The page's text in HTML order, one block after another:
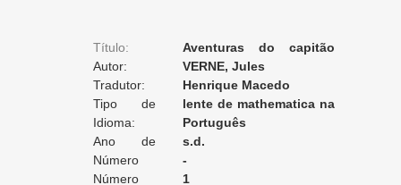
Título:
Aventuras do capitão
Hatteras
Autor:
VERNE, Jules
Tradutor:
Henrique Macedo
Tipo de
Tradução:
lente de mathematica na
escola polythecnica e
astronomo no observatorio
da marinha
Idioma:
Português
Ano de
Edição:
s.d.
Número
da Edição:
-
Número
1